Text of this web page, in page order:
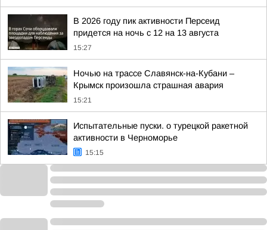
В 2026 году пик активности Персеид
придется на ночь с 12 на 13 августа
15:27
Ночью на трассе Славянск-на-Кубани –
Крымск произошла страшная авария
15:21
Испытательные пуски. о турецкой ракетной
активности в Черноморье
15:15